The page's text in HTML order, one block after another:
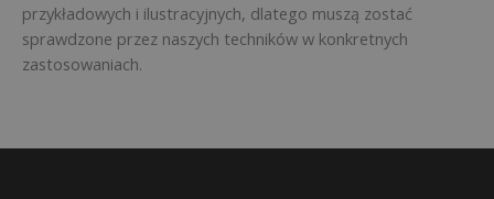
przykładowych i ilustracyjnych, dlatego muszą zostać
sprawdzone przez naszych techników w konkretnych
zastosowaniach.